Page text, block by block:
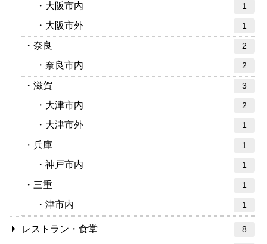
大阪市内 1
大阪市外 1
奈良 2
奈良市内 2
滋賀 3
大津市内 2
大津市外 1
兵庫 1
神戸市内 1
三重 1
津市内 1
レストラン・食堂 8